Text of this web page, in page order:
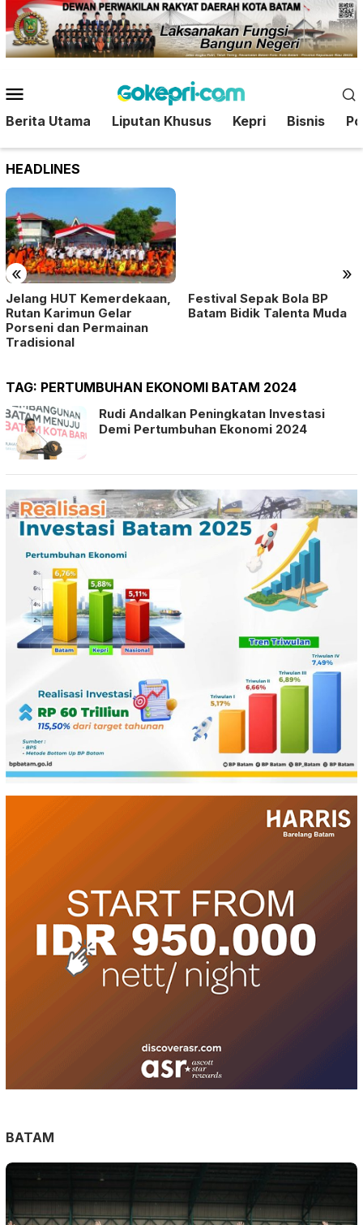
Loncat
ke
konten
Mobile
Berita Utama Liputan Khusus Kepri Bisnis
HEADLINES
« »
Jelang HUT Kemerdekaan,
Rutan Karimun Gelar
Porseni dan Permainan
Tradisional
Festival Sepak Bola BP
Batam Bidik Talenta Muda
TAG: PERTUMBUHAN EKONOMI BATAM 2024
Rudi Andalkan Peningkatan Investasi
Demi Pertumbuhan Ekonomi 2024
BATAM